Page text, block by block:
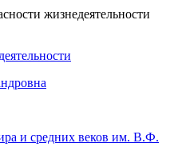
жизнедеятельности
и средних веков им. В.Ф.